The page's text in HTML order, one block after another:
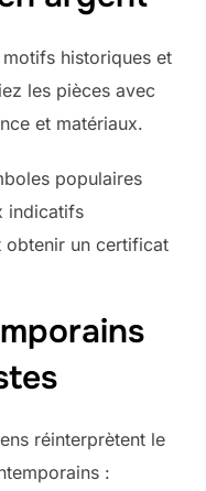
historiques et
les pièces avec
et matériaux.
populaires
indicatifs
obtenir un certificat
réinterprètent le
: